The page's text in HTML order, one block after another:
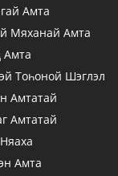
Амта
Мяханай Амта
Амта
Тоһоной Шэглэл
Амтатай
Амтатай
Амта